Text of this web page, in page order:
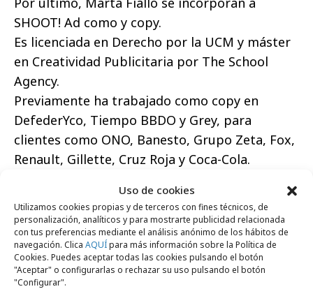
Uso de cookies
Utilizamos cookies propias y de terceros con fines técnicos, de
personalización, analíticos y para mostrarte publicidad relacionada
con tus preferencias mediante el análisis anónimo de los hábitos de
navegación. Clica AQUÍpara más información sobre la Política de
Cookies. Puedes aceptar todas las cookies pulsando el botón
"Aceptar" o configurarlas o rechazar su uso pulsando el botón
"Configurar".
SHOOT! Ad como y copy.
Es licenciada en Derecho por la UCM y máster
en Creatividad Publicitaria por The School
Agency.
Previamente ha trabajado como copy en
DefederYco, Tiempo BBDO y Grey, para
clientes como ONO, Banesto, Grupo Zeta, Fox,
Renault, Gillette, Cruz Roja y Coca-Cola.
Comparte